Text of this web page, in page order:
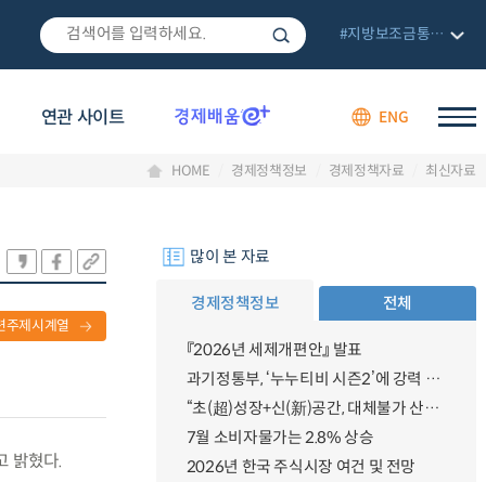
연관 사이트 ENG
#지방보조금통합관리망
HOME 경제정책정보 경제정책자료 최신자료
주제시계열
밝혔다.
많이 본 자료
경제정책정보 전체
『2026년 세제개편안』 발표
과기정통부, ‘누누티비 시즌2’에 강력 대응 의지 밝혀
“초(超)성장+신(新)공간, 대체불가 산업강국”
7월 소비자물가는 2.8% 상승
2026년 한국 주식시장 여건 및 전망